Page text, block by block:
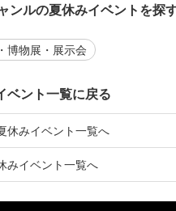
ンルの夏休みイベントを探す
博物展・展示会
ベント一覧に戻る
休みイベント一覧へ
みイベント一覧へ